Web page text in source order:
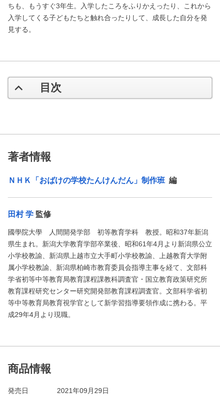
ちも、もうすぐ3年生。入学したころをふりかえったり、これから
入学してくる子どもたちと触れ合ったりして、成長した自分を発
見する。
目次
著者情報
ＮＨＫ「おばけの学校たんけんだん」制作班 編
田村 学 監修
國學院大學 人間開発学部 初等教育学科 教授。昭和37年新潟
県生まれ。新潟大学教育学部卒業後、昭和61年4月より新潟県公立
小学校教諭、新潟県上越市立大手町小学校教諭、上越教育大学附
属小学校教諭、新潟県柏崎市教育委員会指導主事を経て、文部科
学省初等中等教育局教育課程課教科調査官・国立教育政策研究所
教育課程研究センター研究開発部教育課程調査官。文部科学省初
等中等教育局教育視学官として新学習指導要領作成に携わる。平
成29年4月より現職。
商品情報
発売日
2021年09月29日